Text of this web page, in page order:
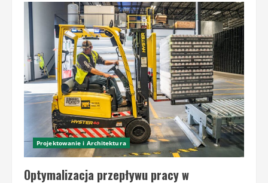
regulacji
budowlanych
na
innowacje
w
halach
prefabrykowanych
Projektowanie i Architektura
Optymalizacja przepływu pracy w